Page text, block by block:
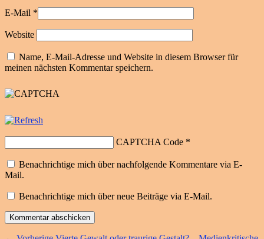
E-Mail *
Website
Name, E-Mail-Adresse und Website in diesem Browser für
meinen nächsten Kommentar speichern.
CAPTCHA Code *
Benachrichtige mich über nachfolgende Kommentare via E-
Mail.
Benachrichtige mich über neue Beiträge via E-Mail.